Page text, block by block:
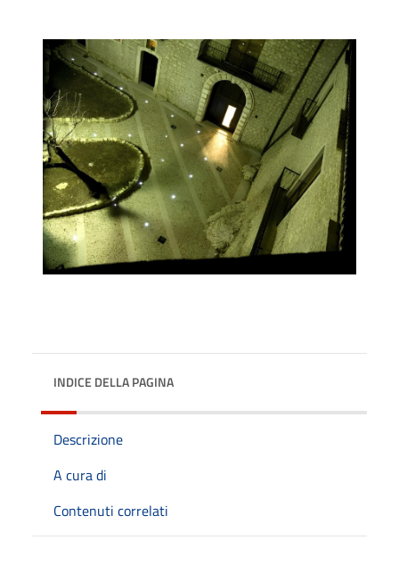
INDICE DELLA PAGINA
Descrizione
A cura di
Contenuti correlati